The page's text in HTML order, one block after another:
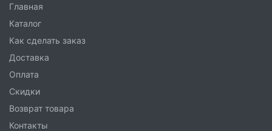
Главная
Каталог
Как сделать заказ
Доставка
Оплата
Скидки
Возврат товара
Контакты